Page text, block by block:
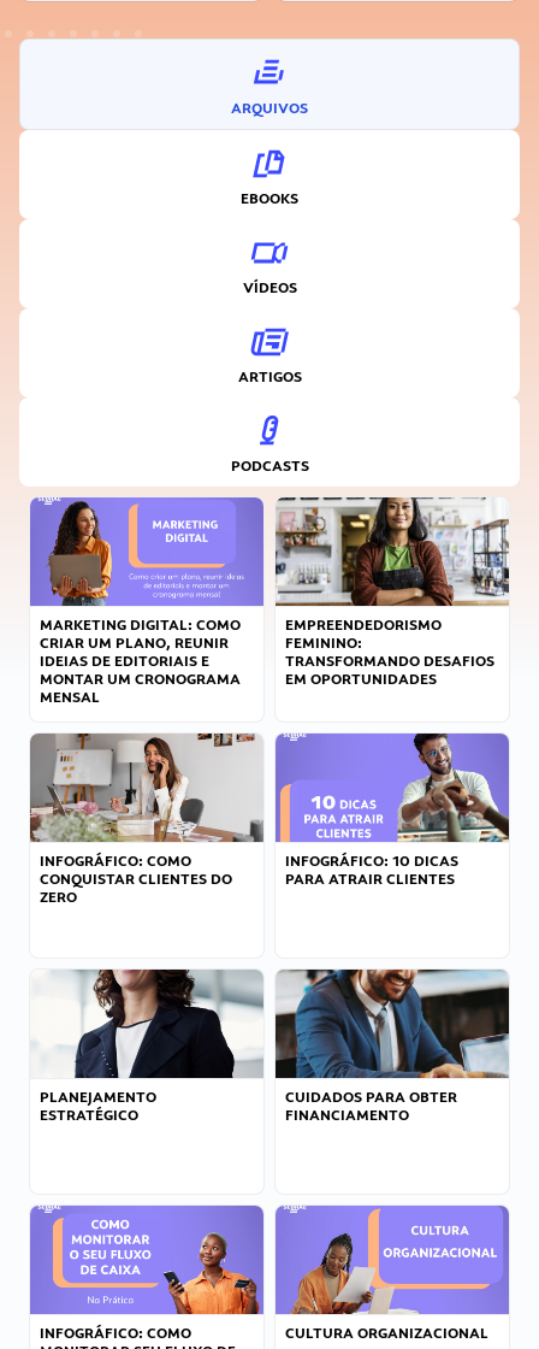
ARQUIVOS
EBOOKS
VÍDEOS
ARTIGOS
PODCASTS
MARKETING DIGITAL: COMO
CRIAR UM PLANO, REUNIR
IDEIAS DE EDITORIAIS E
MONTAR UM CRONOGRAMA
MENSAL
EMPREENDEDORISMO
FEMININO:
TRANSFORMANDO DESAFIOS
EM OPORTUNIDADES
INFOGRÁFICO: COMO
CONQUISTAR CLIENTES DO
ZERO
INFOGRÁFICO: 10 DICAS
PARA ATRAIR CLIENTES
PLANEJAMENTO
ESTRATÉGICO
CUIDADOS PARA OBTER
FINANCIAMENTO
INFOGRÁFICO: COMO
CULTURA ORGANIZACIONAL